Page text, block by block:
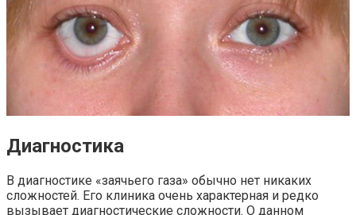
Диагностика
В диагностике «заячьего газа» обычно нет никаких
сложностей. Его клиника очень характерная и редко
вызывает диагностические сложности. О данном